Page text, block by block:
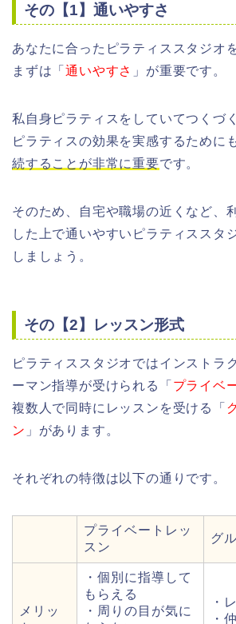
その【1】通いやすさ
あなたに合ったピラティススタジオ
まずは「通いやすさ 」が重要です。
私自身ピラティスをしていてつくづ
ピラティスの効果を実感するために
続することが非常に重要です。
そのため、自宅や職場の近くなど、
した上で通いやすいピラティススタ
しましょう。
その【2】レッスン形式
ピラティススタジオではインストラ
ーマン指導が受けられる「 プライベ
複数人で同時にレッスンを受ける「
ン 」があります。
それぞれの特徴は以下の通りです。
プライベートレッ
スン
グ
メリッ
・個別に指導して
もらえる
・周りの目が気に
・
・